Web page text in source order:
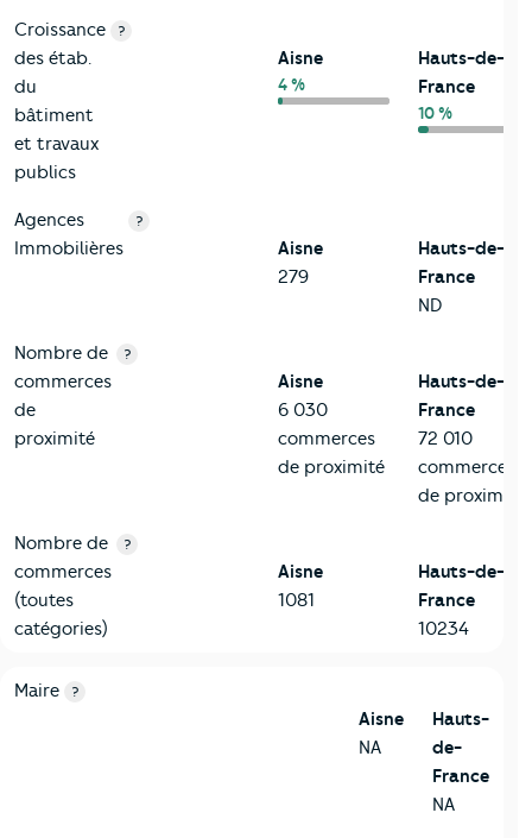
Croissance
des étab.
du
bâtiment
et travaux
publics
?
Aisne
4 %
Hauts-de-
France
10 %
Agences
Immobilières
?
Aisne
279
Hauts-de-
France
ND
Nombre de
commerces
de
proximité
?
Aisne
6 030
commerces
de proximité
Hauts-de-
France
72 010
commerces
de proximité
Nombre de
commerces
(toutes
catégories)
?
Aisne
1081
Hauts-de-
France
10234
6-Politique
Critères
Maire ?
Aisne
NA
Hauts-
de-
France
NA